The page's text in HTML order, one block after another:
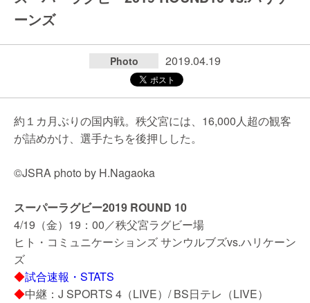
ーンズ
Photo 2019.04.19
約１カ月ぶりの国内戦。秩父宮には、16,000人超の観客
が詰めかけ、選手たちを後押しした。
©JSRA photo by H.Nagaoka
スーパーラグビー2019 ROUND 10
4/19（金）19：00／秩父宮ラグビー場
ヒト・コミュニケーションズ サンウルブズvs.ハリケーン
ズ
◆試合速報・STATS
◆中継：J SPORTS 4（LIVE）/ BS日テレ（LIVE）